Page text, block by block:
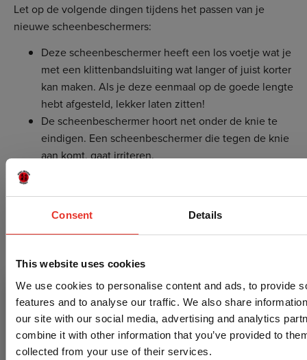
Consent Details
This website uses cookies
We use cookies to personalise content and ads, to provide
features and to analyse our traffic. We also share
our site with our social media, advertising and analytics
combine it with other information that you’ve provided to
collected from your use of their services.
Let op de volgende dingen tijdens het passen van je
nieuwe scheenbeschermers:
Deze scheenbeschermer heeft een los voetje wat je
met een klittenbandsluiting wat langer of juist korter
kan maken. Als je deze eenmaal op de goede lengte
hebt afgesteld, lekker laten zitten!
De scheenbeschermer hoort net onder de knie te
eindigen. Een scheenbeschermer die tegen de knie
aan komt, gaat irriteren.
wreefbeschermer niet gaat schuiven.
Klittenbandsluiting aan de achterkant horen met het
uitstekende stuk naar buiten te wijzen, op deze
eventueel uitstekende stuk(je). En trap je zelf niet
de hele tijd je klittenband los.
Kenmerken